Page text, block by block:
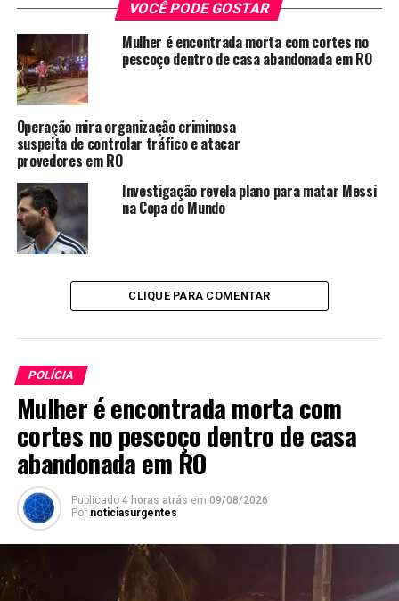
VOCÊ PODE GOSTAR
Mulher é encontrada morta com cortes no
pescoço dentro de casa abandonada em RO
Operação mira organização criminosa
suspeita de controlar tráfico e atacar
provedores em RO
Investigação revela plano para matar Messi
na Copa do Mundo
CLIQUE PARA COMENTAR
POLÍCIA
Mulher é encontrada morta com
cortes no pescoço dentro de casa
abandonada em RO
Publicado 4 horas atrás em 09/08/2026
Por noticiasurgentes